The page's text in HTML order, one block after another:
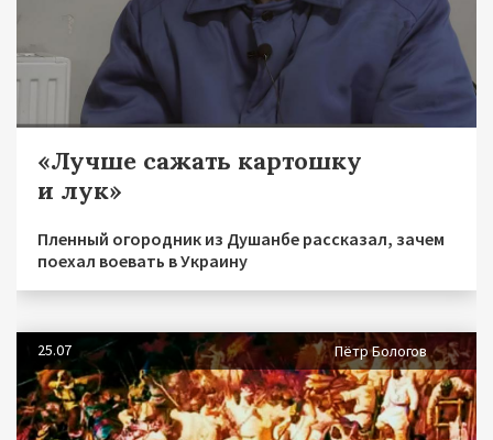
«Лучше сажать картошку
и лук»
Пленный огородник из Душанбе рассказал, зачем
поехал воевать в Украину
25.07 Пётр Бологов